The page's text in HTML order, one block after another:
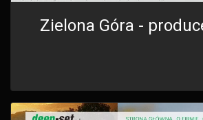
Zielona Góra -